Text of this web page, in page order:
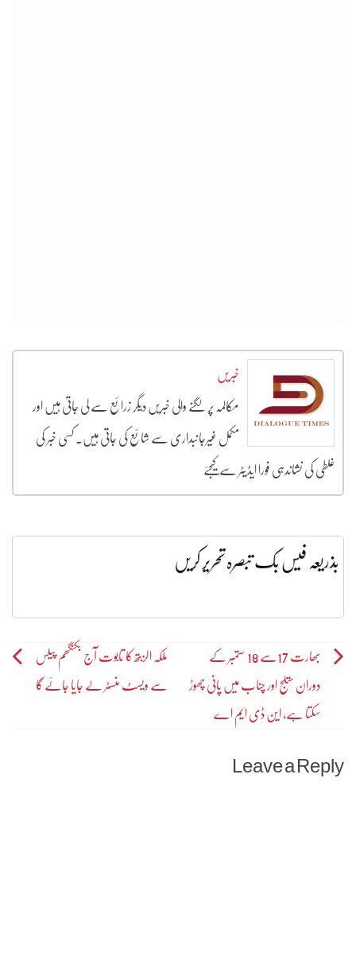
خبریں
مکالمہ پر لگنے والی خبریں دیگر زرائع سے لی جاتی ہیں اور
مکمل غیرجانبداری سے شائع کی جاتی ہیں۔ کسی خبر کی
غلطی کی نشاندہی فورا ایڈیٹر سے کیجئے
بذریعہ فیس بک تبصرہ تحریر کریں
Post
navigation
بھارت 17سے 18 ستمبر کے
دوران ستلج اور چناب میں پانی چھوڑ
سکتا ہے، این ڈی ایم اے
ملکہ الزبتھ کا تابوت آج بکنگھم پیلس
سے ویسٹ منسٹر لے جایا جائے گا
Leave a Reply